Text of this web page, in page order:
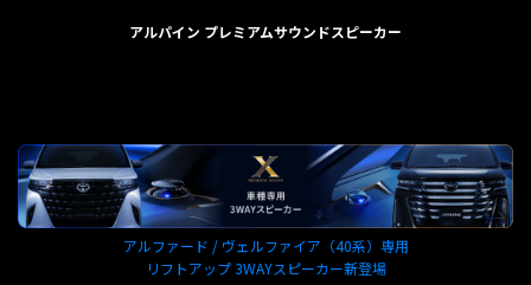
アルパイン プレミアムサウンドスピーカー
アルファード / ヴェルファイア（40系）専用
リフトアップ 3WAYスピーカー新登場